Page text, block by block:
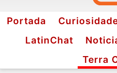
Portada
LatinChat
Terra